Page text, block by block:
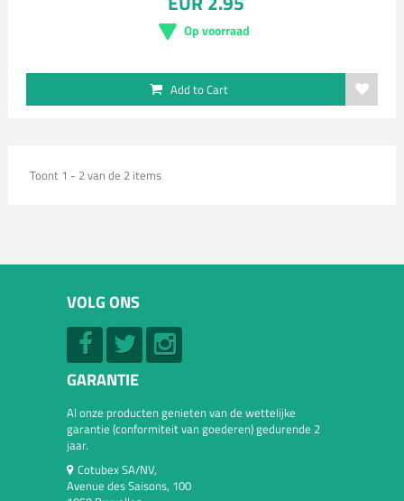
Op voorraad
Add to Cart
Toont 1 - 2 van de 2 items
VOLG ONS
GARANTIE
Al onze producten genieten van de wettelijke
garantie (conformiteit van goederen) gedurende 2
jaar.
Cotubex SA/NV,
Avenue des Saisons, 100